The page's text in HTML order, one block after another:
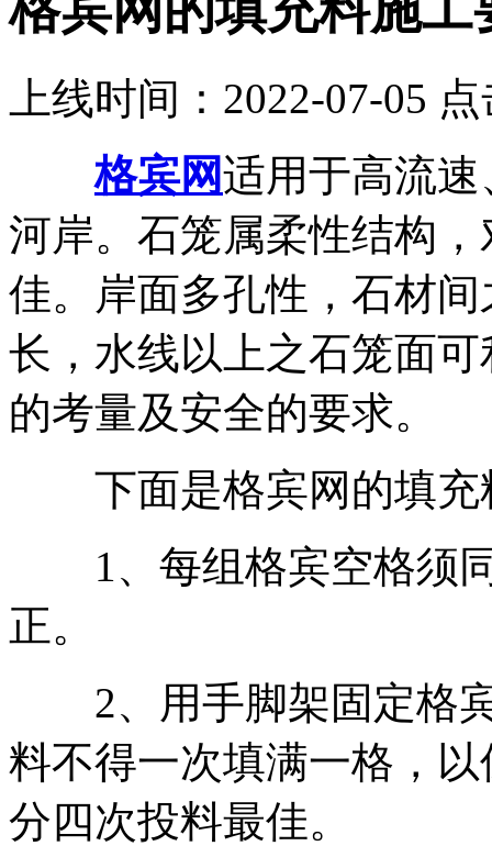
上线时间：2022-07-05
格宾网适用于高流
河岸。石笼属柔性结构
佳。岸面多孔性，石材
长，水线以上之石笼面
的考量及安全的要求。
下面是格宾网的填充
1、每组格宾空格须同
正。
2、用手脚架固定格宾
料不得一次填满一格，
分四次投料最佳。